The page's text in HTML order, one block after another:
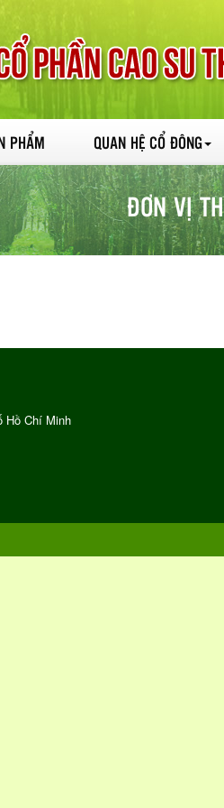
PHẨM QUAN HỆ CỔ ĐÔNG
ĐƠN VỊ
Hồ Chí Minh